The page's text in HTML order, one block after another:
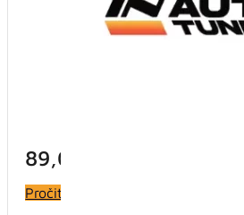
89,00
Pročitaj više